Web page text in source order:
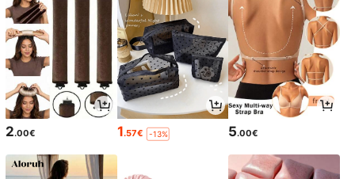
2.00€ 1.57€ -13% 5.00€